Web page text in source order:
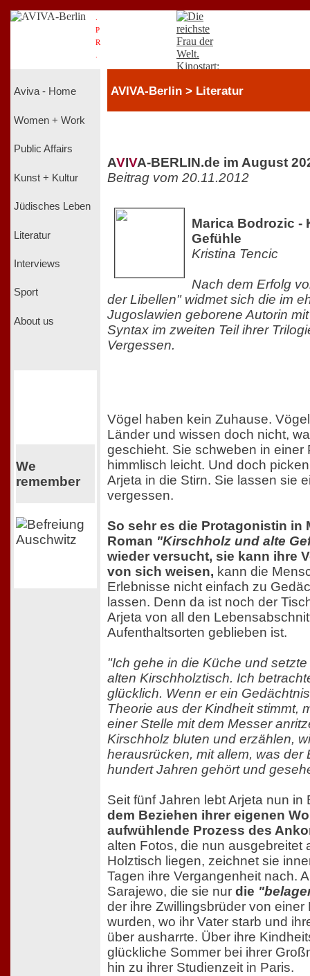
P
R
Aviva - Home
Women + Work
Public Affairs
Kunst + Kultur
Jüdisches Leben
Literatur
Interviews
Sport
About us
We
remember
AVIVA-Berlin > Literatur
AVIVA-BERLIN.de im August
Beitrag vom 20.11.2012
Marica Bodrozic -
Gefühle
Kristina Tencic
Nach dem Erfolg
der Libellen" widmet sich die im
Jugoslawien geborene Autorin
Syntax im zweiten Teil ihrer
Vergessen.
Vögel haben kein Zuhause.
Länder und wissen doch nicht,
geschieht. Sie schweben in einer
himmlisch leicht. Und doch
Arjeta in die Stirn. Sie lassen sie
vergessen.
So sehr es die Protagonistin in
Roman "Kirschholz und alte
wieder versucht, sie kann ihre
von sich weisen, kann die
Erlebnisse nicht einfach zu
lassen. Denn da ist noch der
Arjeta von all den
Aufenthaltsorten geblieben ist.
"Ich gehe in die Küche und
alten Kirschholztisch. Ich
glücklich. Wenn er ein
Theorie aus der Kindheit stimmt,
einer Stelle mit dem Messer
Kirschholz bluten und erzählen,
herausrücken, mit allem, was der
hundert Jahren gehört und
Seit fünf Jahren lebt Arjeta nun
dem Beziehen ihrer eigenen
aufwühlende Prozess des
alten Fotos, die nun ausgebreitet
Holztisch liegen, zeichnet sie
Tagen ihre Vergangenheit nach.
Sarajewo, die sie nur die
der ihre Zwillingsbrüder von einer
wurden, wo ihr Vater starb und
über ausharrte. Über ihre
glückliche Sommer bei ihrer
hin zu ihrer Studienzeit in Paris.